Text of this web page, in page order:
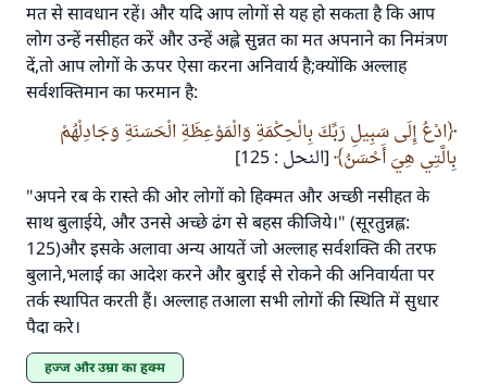
मत से सावधान रहें। और यदि आप लोगों से यह हो सकता है कि आप
लोग उन्हें नसीहत करें और उन्हें अह्ले सुन्नत का मत अपनाने का निमंत्रण
दें,तो आप लोगों के ऊपर ऐसा करना अनिवार्य है;क्योंकि अल्लाह
सर्वशक्तिमान का फरमान है:
ادْعُ إِلَى سَبِيلِ رَبِّكَ بِالْحِكْمَةِ وَالْمَوْعِظَةِ الْحَسَنَةِ وَجَادِلْهُمْ
بِالَّتِي هِيَ أَحْسَنُ
[النحل : 125]
"अपने रब के रास्ते की ओर लोगों को हिक्मत और अच्छी नसीहत के
साथ बुलाईये, और उनसे अच्छे ढंग से बहस कीजिये।" (सूरतुन्नह्ल:
125)और इसके अलावा अन्य आयतें जो अल्लाह सर्वशक्ति की तरफ
बुलाने,भलाई का आदेश करने और बुराई से रोकने की अनिवार्यता पर
तर्क स्थापित करती हैं। अल्लाह तआला सभी लोगों की स्थिति में सुधार
पैदा करे।
हज्ज और उम्रा का हुक्म
उत्तर संख्या 110845 ने एक शादी बचाई।.
उम्मत के प्रश्नों का उत्तर देने में हमारी सहायता करें
अल्लाह के रसूल सल्लल्लाहु अलैहि व सल्लम ने फरमाया :
'जो व्यक्ति भलाई का मार्ग दर्शाए, उसके लिए उस भलाई के
करने वाले के समान प्रतिफल है।''
(मुस्लिम : 1893).